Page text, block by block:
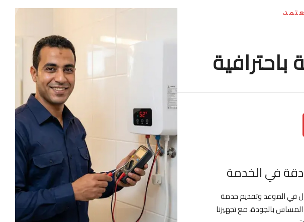
في الخدمة
في الموعد وتقديم خدمة
بالجودة، مع تجهيزنا